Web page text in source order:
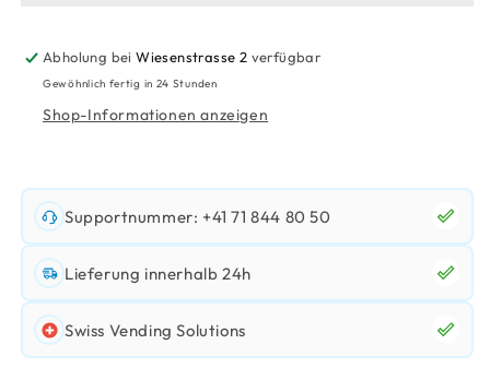
Abholung beiWiesenstrasse 2 verfügbar
Gewöhnlich fertig in 24 Stunden
Shop-Informationen anzeigen
Supportnummer: +41 71 844 80 50
Lieferung innerhalb 24h
Swiss Vending Solutions